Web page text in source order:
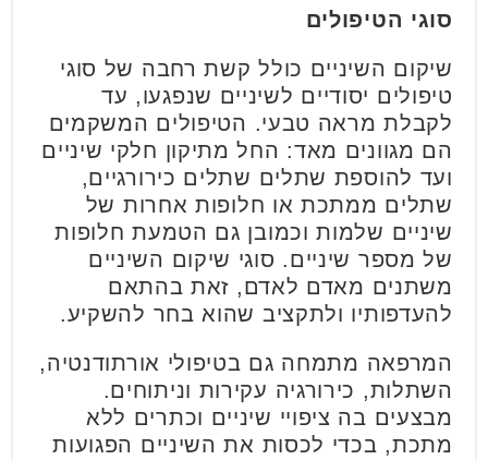
סוגי הטיפולים
שיקום השיניים כולל קשת רחבה של סוגי
טיפולים יסודיים לשיניים שנפגעו, עד
לקבלת מראה טבעי. הטיפולים המשקמים
הם מגוונים מאד: החל מתיקון חלקי שיניים
ועד להוספת שתלים שתלים כירורגיים,
שתלים ממתכת או חלופות אחרות של
שיניים שלמות וכמובן גם הטמעת חלופות
של מספר שיניים. סוגי שיקום השיניים
משתנים מאדם לאדם, זאת בהתאם
להעדפותיו ולתקציב שהוא בחר להשקיע.
המרפאה מתמחה גם בטיפולי אורתודנטיה,
השתלות, כירורגיה עקירות וניתוחים.
מבצעים בה ציפויי שיניים וכתרים ללא
מתכת, בכדי לכסות את השיניים הפגועות